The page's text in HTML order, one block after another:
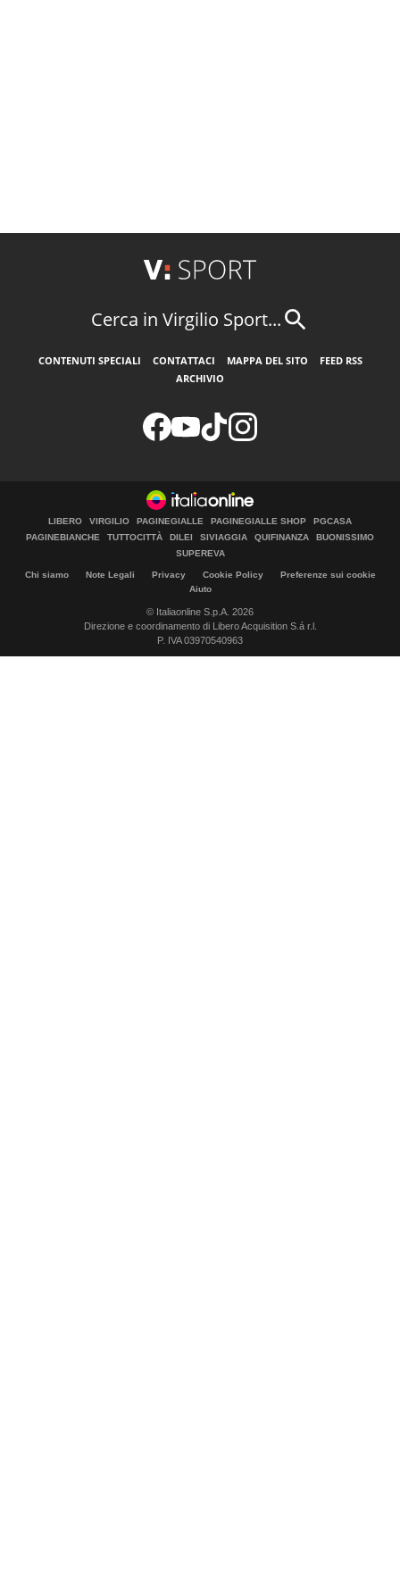
Cerca in Virgilio Sport...
CONTENUTI SPECIALI CONTATTACI MAPPA DEL SITO
FEED RSS
ARCHIVIO
LIBERO VIRGILIO PAGINEGIALLE PAGINEGIALLE SHOP
PGCASA
PAGINEBIANCHE
TUTTOCITTÀ DILEI SIVIAGGIA QUIFINANZA
BUONISSIMO
SUPEREVA
Chi siamo Note Legali Privacy Cookie Policy
Preferenze sui cookie
Aiuto
© Italiaonline S.p.A. 2026
Direzione e coordinamento di Libero Acquisition S.á r.l.
P. IVA 03970540963